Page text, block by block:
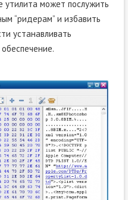
утилита может послужить
“ридерам” и избавить
устанавливать